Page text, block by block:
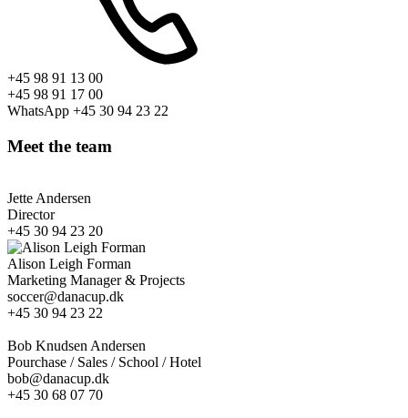
+45 98 91 13 00
+45 98 91 17 00
WhatsApp +45 30 94 23 22
Meet the team
Jette Andersen
Director
+45 30 94 23 20
Alison Leigh Forman
Marketing Manager & Projects
soccer@danacup.dk
+45 30 94 23 22
Bob Knudsen Andersen
Pourchase / Sales / School / Hotel
bob@danacup.dk
+45 30 68 07 70